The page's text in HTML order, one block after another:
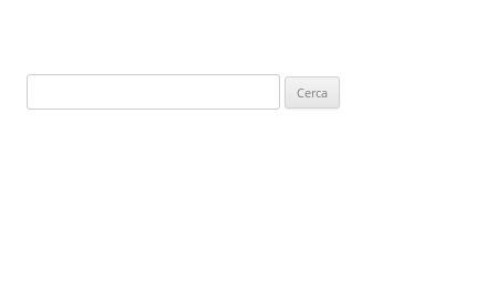
per: